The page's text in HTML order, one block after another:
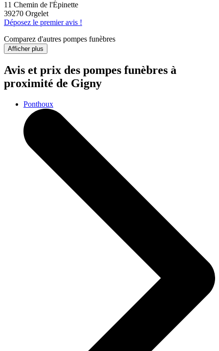
11 Chemin de l'Épinette
39270 Orgelet
Déposez le premier avis !
Comparez d'autres pompes funèbres
Afficher plus
Avis et prix des pompes funèbres à
proximité de Gigny
Ponthoux